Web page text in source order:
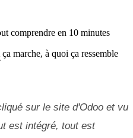
comprendre en 10 minutes
sur le site d'Odoo et vu
est intégré, tout est